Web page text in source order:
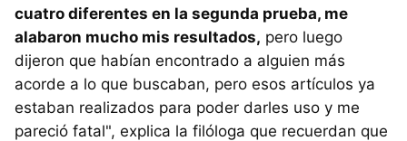
cuatro diferentes en la segunda prueba, me
alabaron mucho mis resultados, pero luego
dijeron que habían encontrado a alguien más
acorde a lo que buscaban, pero esos artículos ya
estaban realizados para poder darles uso y me
pareció fatal", explica la filóloga que recuerdan que